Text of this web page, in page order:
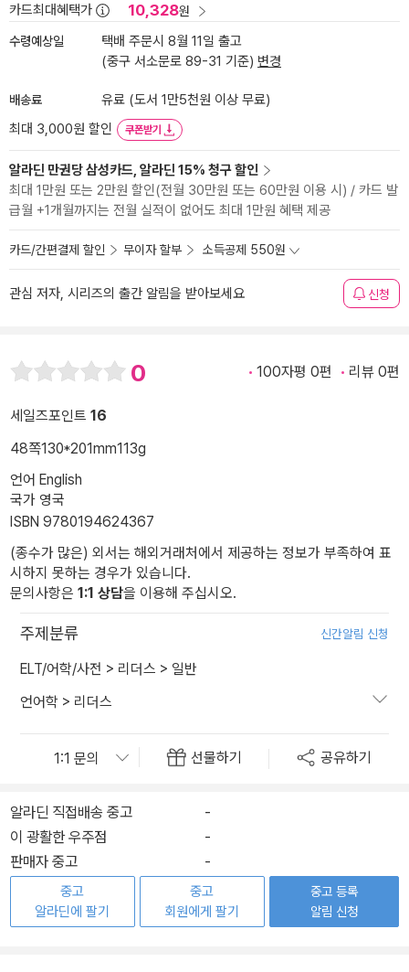
카드최대혜택가 10,328원
수령예상일
택배 주문시 8월 11일 출고
(중구 서소문로 89-31 기준) 변경
배송료
유료 (도서 1만5천원 이상 무료)
최대 3,000원 할인
쿠폰받기
알라딘 만권당 삼성카드, 알라딘 15% 청구 할인
최대 1만원 또는 2만원 할인(전월 30만원 또는 60만원 이용 시) / 카드 발
급월 +1개월까지는 전월 실적이 없어도 최대 1만원 혜택 제공
카드/간편결제 할인 무이자 할부 소득공제 550원
관심 저자, 시리즈의 출간 알림을 받아보세요 신청
0 100자평 0편 리뷰 0편
세일즈포인트 16
48쪽130*201mm113g
언어 English
국가 영국
ISBN 9780194624367
(종수가 많은) 외서는 해외거래처에서 제공하는 정보가 부족하여 표
시하지 못하는 경우가 있습니다.
문의사항은 1:1 상담을 이용해 주십시오.
주제분류 신간알림 신청
ELT/어학/사전 > 리더스 > 일반
언어학 > 리더스
선물하기 공유하기
알라딘 직접배송 중고
-
이 광활한 우주점
-
판매자 중고
-
중고
알라딘에 팔기
중고
회원에게 팔기
중고 등록
알림 신청